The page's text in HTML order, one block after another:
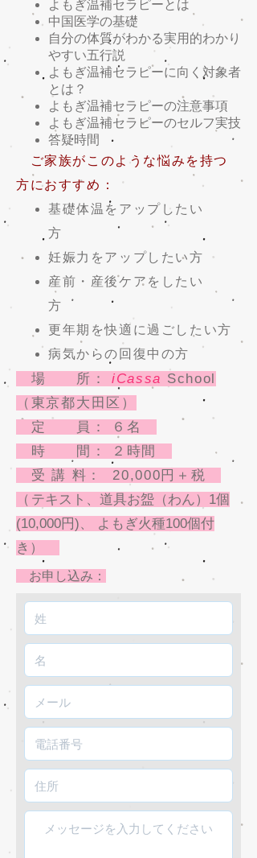
よもぎ温補セラピーとは
中国医学の基礎
自分の体質がわかる実用的わかり
やすい五行説
よもぎ温補セラピーに向く対象者
とは？
よもぎ温補セラピーの注意事項
よもぎ温補セラピーのセルフ実技
答疑時間
ご家族がこのような悩みを持つ
方におすすめ：
基礎体温をアップしたい
方
妊娠力をアップしたい方
産前・産後ケアをしたい
方
更年期を快適に過ごしたい方
病気からの回復中の方
場 所： iCassa School
（東京都大田区）
定 員： ６名
時 間： ２時間
受 講 料： 20,000円＋税
（ テキスト、道具お盌（わん）1個
(10,000円)、 よもぎ火種100個付
き ）
お申し込み：